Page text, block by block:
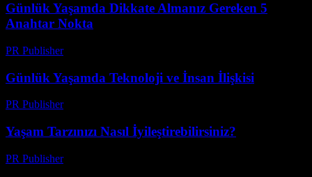
Günlük Yaşamda Dikkate Almanız Gereken 5
Anahtar Nokta
PR Publisher-
Günlük Yaşamda Teknoloji ve İnsan İlişkisi
PR Publisher-
Yaşam Tarzınızı Nasıl İyileştirebilirsiniz?
PR Publisher-